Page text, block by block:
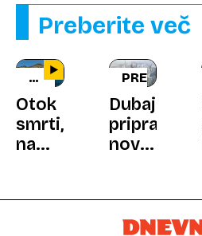
Preberite več
BRAZILSKA
OBALA
Otok
smrti,
na
kače
PRESTIŽ
Dubaj
pripravlja
novo
Nebotičnik
bo